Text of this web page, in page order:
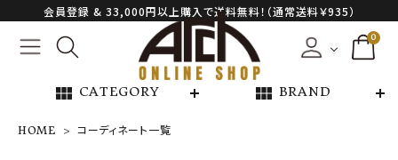
会員登録 & 33,000円以上購入で送料無料！（通常送料￥935）
0
view_module CATEGORY view_module BRAND
HOME コーディネート一覧